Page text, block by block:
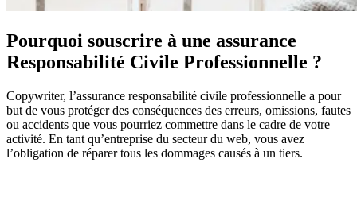
Pourquoi souscrire à une assurance
Responsabilité Civile Professionnelle ?
Copywriter, l’assurance responsabilité civile professionnelle a pour
but de vous protéger des conséquences des erreurs, omissions, fautes
ou accidents que vous pourriez commettre dans le cadre de votre
activité. En tant qu’entreprise du secteur du web, vous avez
l’obligation de réparer tous les dommages causés à un tiers.